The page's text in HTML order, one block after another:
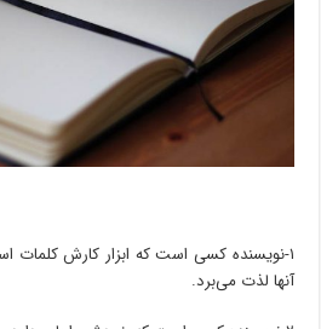
۱-نویسنده کسی است که ابزار کارش کلمات
آنها لذت می‌برد.